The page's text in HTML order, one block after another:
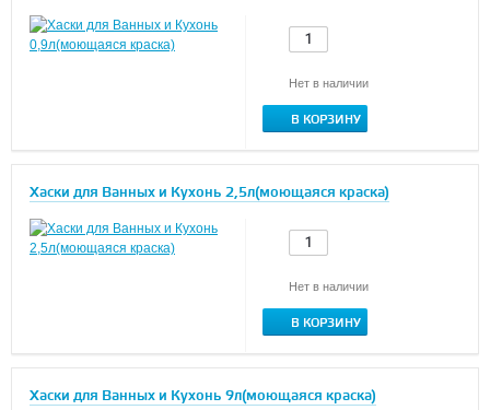
Нет в наличии
В КОРЗИНУ
Хаски для Ванных и Кухонь 2,5л(моющаяся краска)
Нет в наличии
В КОРЗИНУ
Хаски для Ванных и Кухонь 9л(моющаяся краска)